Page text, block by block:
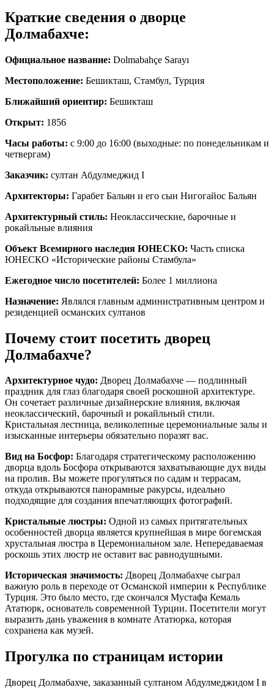
Краткие сведения о дворце
Долмабахче:
Официальное название: Dolmabahçe Sarayı
Местоположение: Бешикташ, Стамбул, Турция
Ближайший ориентир: Бешикташ
Открыт: 1856
Часы работы: с 9:00 до 16:00 (выходные: по понедельникам и
четвергам)
Заказчик: султан Абдулмеджид I
Архитекторы: Гарабет Бальян и его сын Нигогайос Бальян
Архитектурный стиль: Неоклассические, барочные и
рокайльные влияния
Объект Всемирного наследия ЮНЕСКО: Часть списка
ЮНЕСКО «Исторические районы Стамбула»
Ежегодное число посетителей: Более 1 миллиона
Назначение: Являлся главным административным центром и
резиденцией османских султанов
Почему стоит посетить дворец
Долмабахче?
Архитектурное чудо: Дворец Долмабахче — подлинный
праздник для глаз благодаря своей роскошной архитектуре.
Он сочетает различные дизайнерские влияния, включая
неоклассический, барочный и рокайльный стили.
Кристальная лестница, великолепные церемониальные залы и
изысканные интерьеры обязательно поразят вас.
Вид на Босфор: Благодаря стратегическому расположению
дворца вдоль Босфора открываются захватывающие дух виды
на пролив. Вы можете прогуляться по садам и террасам,
откуда открываются панорамные ракурсы, идеально
подходящие для создания впечатляющих фотографий.
Кристальные люстры: Одной из самых притягательных
особенностей дворца является крупнейшая в мире богемская
хрустальная люстра в Церемониальном зале. Непередаваемая
роскошь этих люстр не оставит вас равнодушными.
Историческая значимость: Дворец Долмабахче сыграл
важную роль в переходе от Османской империи к Республике
Турция. Это было место, где скончался Мустафа Кемаль
Ататюрк, основатель современной Турции. Посетители могут
выразить дань уважения в комнате Ататюрка, которая
сохранена как музей.
Прогулка по страницам истории
Дворец Долмабахче, заказанный султаном Абдулмеджидом I в